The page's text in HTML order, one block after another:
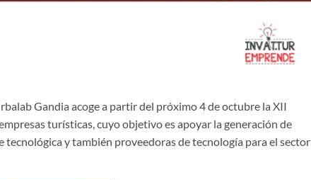
Gandia acoge a partir del próximo 4 de octubre la XII
turísticas, cuyo objetivo es apoyar la generación de
tecnológica y también proveedoras de tecnología para el sector